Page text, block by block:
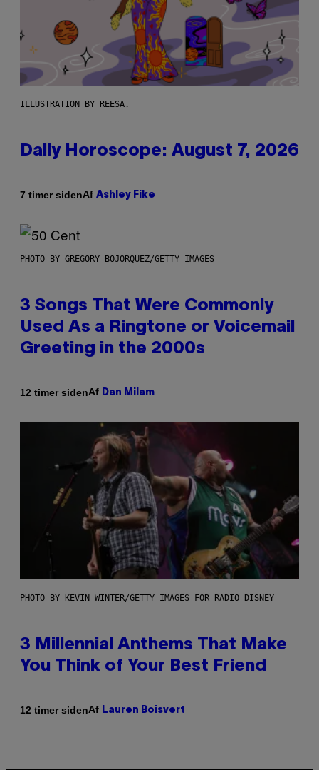
ILLUSTRATION BY REESA.
Daily Horoscope: August 7, 2026
7 timer sidenAf Ashley Fike
PHOTO BY GREGORY BOJORQUEZ/GETTY IMAGES
3 Songs That Were Commonly
Used As a Ringtone or Voicemail
Greeting in the 2000s
12 timer sidenAf Dan Milam
PHOTO BY KEVIN WINTER/GETTY IMAGES FOR RADIO DISNEY
3 Millennial Anthems That Make
You Think of Your Best Friend
12 timer sidenAf Lauren Boisvert